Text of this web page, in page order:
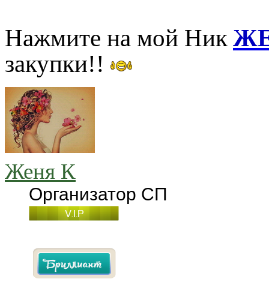
Нажмите на мой Ник
закупки!!
Женя К
Организатор СП